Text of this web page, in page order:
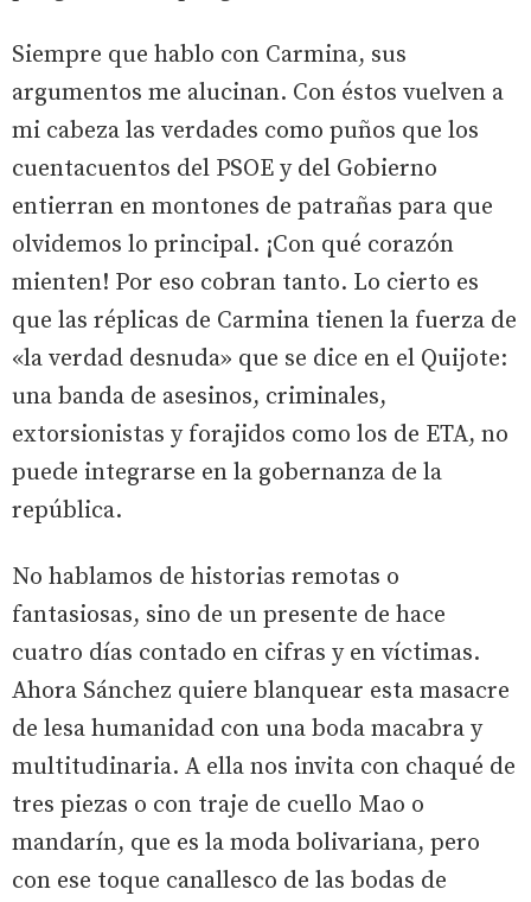
Siempre que hablo con Carmina, sus
argumentos me alucinan. Con éstos vuelven a
mi cabeza las verdades como puños que los
cuentacuentos del PSOE y del Gobierno
entierran en montones de patrañas para que
olvidemos lo principal. ¡Con qué corazón
mienten! Por eso cobran tanto. Lo cierto es
que las réplicas de Carmina tienen la fuerza de
«la verdad desnuda» que se dice en el Quijote:
una banda de asesinos, criminales,
extorsionistas y forajidos como los de ETA, no
puede integrarse en la gobernanza de la
república.
No hablamos de historias remotas o
fantasiosas, sino de un presente de hace
cuatro días contado en cifras y en víctimas.
Ahora Sánchez quiere blanquear esta masacre
de lesa humanidad con una boda macabra y
multitudinaria. A ella nos invita con chaqué de
tres piezas o con traje de cuello Mao o
mandarín, que es la moda bolivariana, pero
con ese toque canallesco de las bodas de